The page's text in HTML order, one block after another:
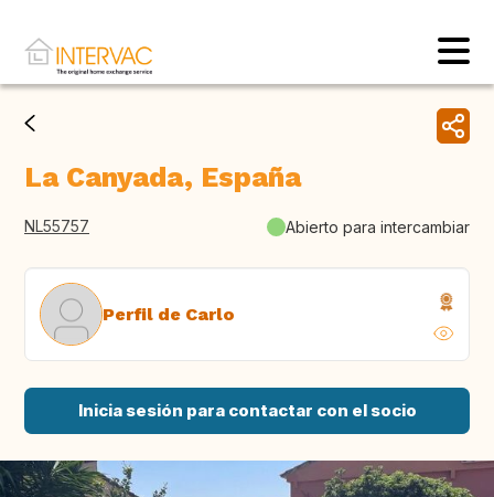
La Canyada, España
NL55757 Abierto para intercambiar
Perfil de Carlo
Inicia sesión para contactar con el socio